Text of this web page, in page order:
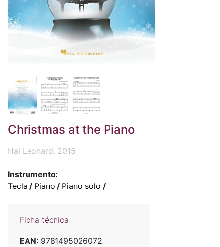
Christmas at the Piano
Hal Leonard. 2015
Instrumento:
Tecla / Piano / Piano solo /
Ficha técnica
EAN: 9781495026072